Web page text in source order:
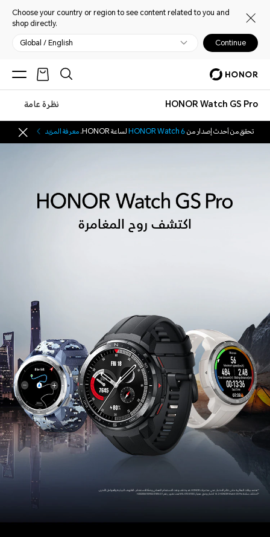
Choose your country or region to see content related to you and
shop directly.
Global / English Continue
HONOR Watch GS Pro نظرة عامة
تحقق من أحدث إصدار منHONOR Watch 6لساعة HONOR. معرفة المزيد
اكتشف روح المغامرة
* تعتمد بيانات البطارية على نتائج الاختبار في مختبرات HONOR.قد يختلف وقت الاستخدام الفعلي وفقًا للاستخدام، الظروف البيئية والعوامل الأخرى.
*امتثلت ساعة HONOR Watch GS Pro لـ 14 اختبار وفق معيار MIL-STD-810G تحت تقرير رقم H202006155922-01EN-G1